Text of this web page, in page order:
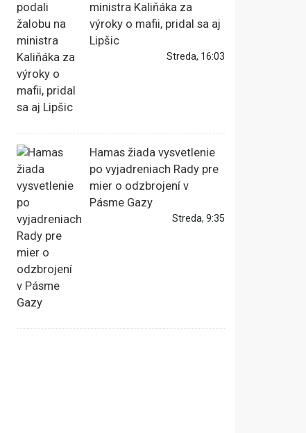
ministra Kaliňáka za
výroky o mafii, pridal sa aj
Lipšic
Streda, 16:03
Hamas žiada vysvetlenie
po vyjadreniach Rady pre
mier o odzbrojení v
Pásme Gazy
Streda, 9:35